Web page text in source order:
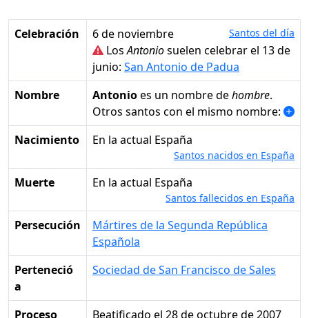
Celebración 6 de noviembre Santos del día
LosAntoniosuelen celebrar el 13 de
junio: San Antonio de Padua
Nombre
Antonioes un nombre dehombre.
Otros santos con el mismo nombre:
Nacimiento
en la actual España
Santos nacidos en España
Muerte en la actual España
Santos fallecidos en España
Persecución
Mártires de la Segunda República
Española
Perteneció
a
Sociedad de San Francisco de Sales
Proceso Beatificado el 28 de octubre de 2007